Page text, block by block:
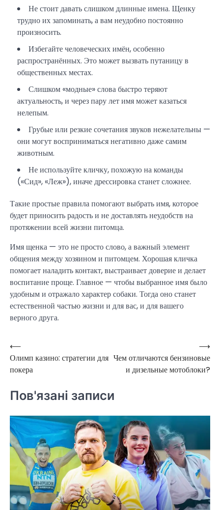
Не стоит давать слишком длинные имена. Щенку
трудно их запоминать, а вам неудобно постоянно
произносить.
Избегайте человеческих имён, особенно
распространённых. Это может вызвать путаницу в
общественных местах.
Слишком «модные» слова быстро теряют
актуальность, и через пару лет имя может казаться
нелепым.
Грубые или резкие сочетания звуков нежелательны —
они могут восприниматься негативно даже самим
животным.
Не используйте кличку, похожую на команды
(«Сид», «Леж»), иначе дрессировка станет сложнее.
Такие простые правила помогают выбрать имя, которое
будет приносить радость и не доставлять неудобств на
протяжении всей жизни питомца.
Имя щенка — это не просто слово, а важный элемент
общения между хозяином и питомцем. Хорошая кличка
помогает наладить контакт, выстраивает доверие и делает
воспитание проще. Главное — чтобы выбранное имя было
удобным и отражало характер собаки. Тогда оно станет
естественной частью жизни и для вас, и для вашего
верного друга.
Навігація
записів
⟵
Олимп казино: стратегии для
покера
Чем отличаются бензиновые
и дизельные мотоблоки?
⟶
Пов'язані записи